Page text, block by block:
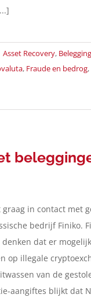
Asset Recovery,
, Fraude en bedrog,
graag in contact met
bedrijf Finiko.
dat er
op illegale
van de
aangiftes blijkt dat